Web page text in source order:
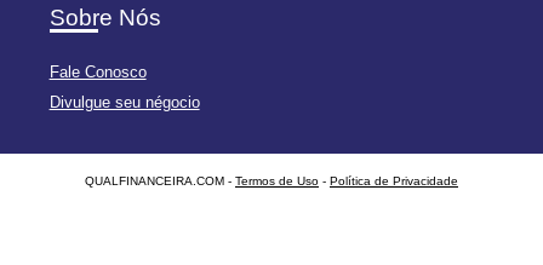
Sobre Nós
Fale Conosco
Divulgue seu négocio
QUALFINANCEIRA.COM - Termos de Uso - Política de Privacidade